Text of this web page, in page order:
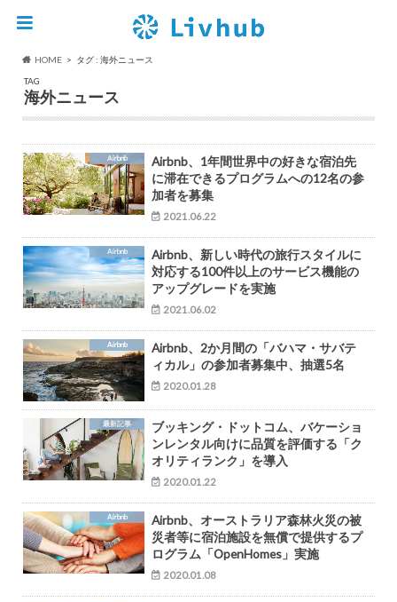
HOME
タグ : 海外ニュース
TAG
海外ニュース
Airbnb
Airbnb、1年間世界中の好きな宿泊先
に滞在できるプログラムへの12名の参
加者を募集
2021.06.22
Airbnb
Airbnb、新しい時代の旅行スタイルに
対応する100件以上のサービス機能の
アップグレードを実施
2021.06.02
Airbnb
Airbnb、2か月間の「バハマ・サバテ
ィカル」の参加者募集中、抽選5名
2020.01.28
最新記事
ブッキング・ドットコム、バケーショ
ンレンタル向けに品質を評価する「ク
オリティランク」を導入
2020.01.22
Airbnb
Airbnb、オーストラリア森林火災の被
災者等に宿泊施設を無償で提供するプ
ログラム「OpenHomes」実施
2020.01.08